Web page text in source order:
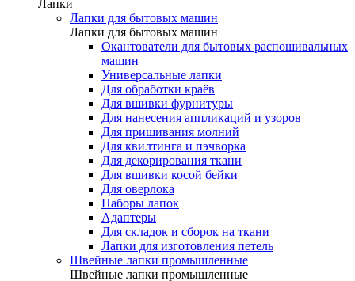
Лапки
Лапки для бытовых машин
Лапки для бытовых машин
Окантователи для бытовых распошивальных
машин
Универсальные лапки
Для обработки краёв
Для вшивки фурнитуры
Для нанесения аппликаций и узоров
Для пришивания молний
Для квилтинга и пэчворка
Для декорирования ткани
Для вшивки косой бейки
Для оверлока
Наборы лапок
Адаптеры
Для складок и сборок на ткани
Лапки для изготовления петель
Швейные лапки промышленные
Швейные лапки промышленные